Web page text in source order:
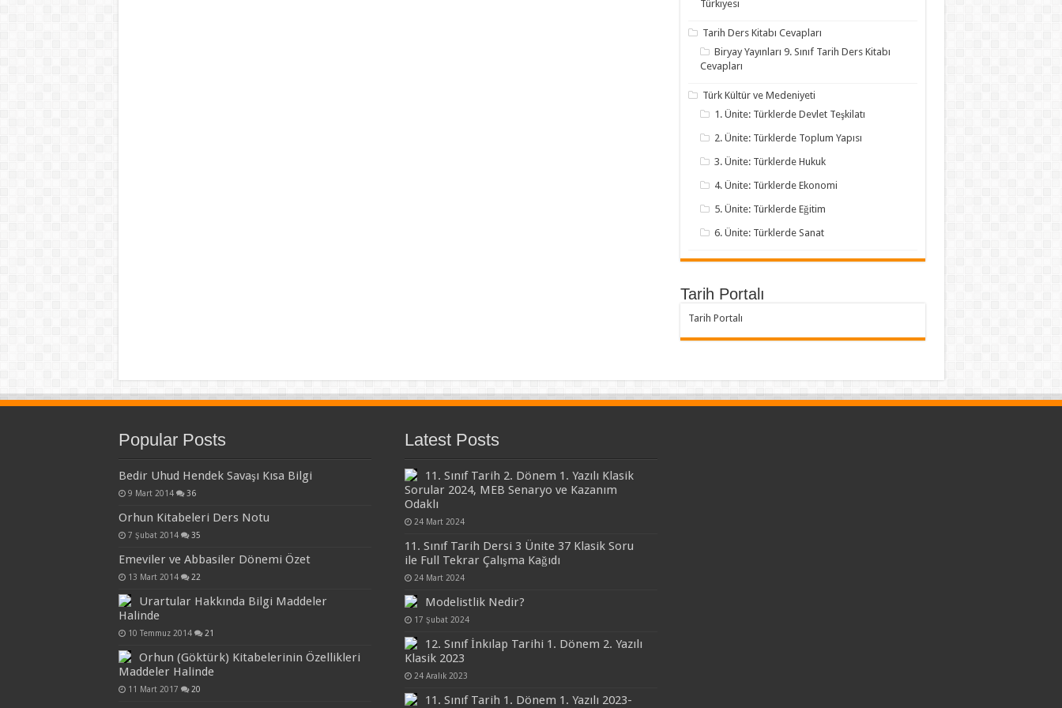
Türkiyesi
Tarih Ders Kitabı Cevapları
Biryay Yayınları 9. Sınıf Tarih Ders Kitabı
Cevapları
Türk Kültür ve Medeniyeti
1. Ünite: Türklerde Devlet Teşkilatı
2. Ünite: Türklerde Toplum Yapısı
3. Ünite: Türklerde Hukuk
4. Ünite: Türklerde Ekonomi
5. Ünite: Türklerde Eğitim
6. Ünite: Türklerde Sanat
Tarih Portalı
Tarih Portalı
Popular Posts
Bedir Uhud Hendek Savaşı Kısa Bilgi
9 Mart 2014 36
Orhun Kitabeleri Ders Notu
7 Şubat 2014 35
Emeviler ve Abbasiler Dönemi Özet
13 Mart 2014 22
Urartular Hakkında Bilgi Maddeler
Halinde
10 Temmuz 2014 21
Orhun (Göktürk) Kitabelerinin Özellikleri
Maddeler Halinde
11 Mart 2017 20
Latest Posts
11. Sınıf Tarih 2. Dönem 1. Yazılı Klasik
Sorular 2024, MEB Senaryo ve Kazanım
Odaklı
24 Mart 2024
11. Sınıf Tarih Dersi 3 Ünite 37 Klasik Soru
ile Full Tekrar Çalışma Kağıdı
24 Mart 2024
Modelistlik Nedir?
17 Şubat 2024
12. Sınıf İnkılap Tarihi 1. Dönem 2. Yazılı
Klasik 2023
24 Aralık 2023
11. Sınıf Tarih 1. Dönem 1. Yazılı 2023-